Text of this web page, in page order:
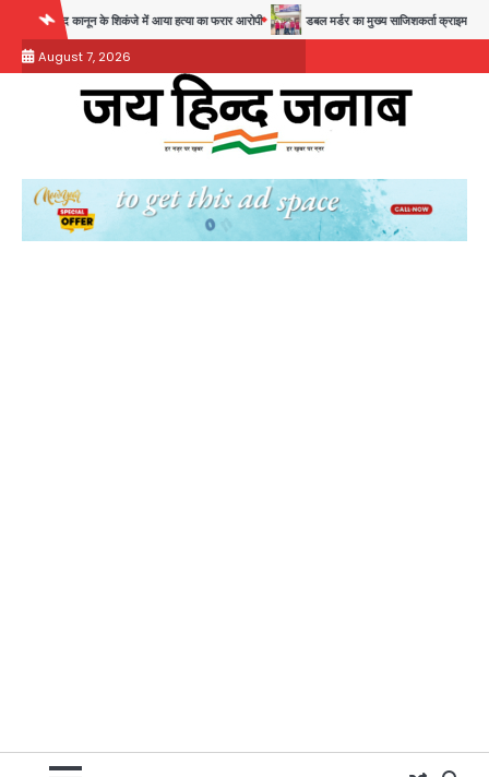
content
कानून के शिकंजे में आया हत्या का फरार आरोपी डबल मर्डर का मुख्य साजिशकर्ता क्राइम ब्रांच के हत्थे
August 7, 2026